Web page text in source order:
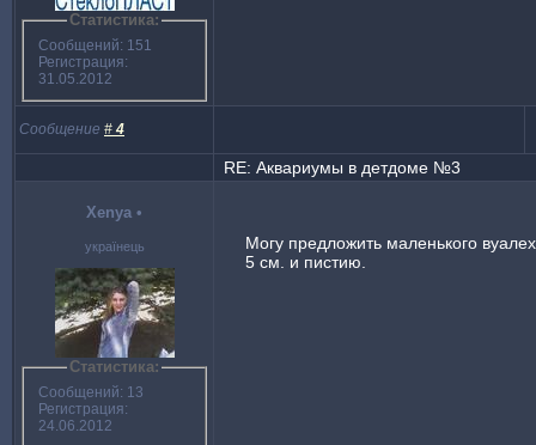
Статистика:
Сообщений: 151
Регистрация:
31.05.2012
Сообщение # 4
RE: Аквариумы в детдоме №3
Xenya •
українець
Статистика:
Сообщений: 13
Регистрация:
24.06.2012
Могу предложить маленького
5 см. и пистию.